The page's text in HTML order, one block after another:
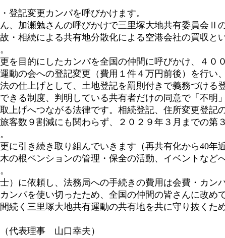
記変更カンパを呼びかけます。
、加瀬勉さんの呼びかけで三里塚大地共有委員会Ⅱ
・相続による共有地分散化による空港会社の買収と
目的にしたカンパを全国の仲間に呼びかけ、４０
動の会への登記変更（費用１件４万円前後）を行い
仕上げとして、土地登記を罰則付きで義務づける
きる制度、判明している共有者だけの同意で「不明
上げへつながる法律です。相続登記、住所変更登記
数９割減にも関わらず、２０２９年３月までの第
引き続き取り組んでいきます（再共有化から40年
の根ペンションの管理・保全の活動、イベントなど
に依頼し、法務局への手続きの費用は会費・カン
ンパを使い切ったため、全国の仲間の皆さんに改め
く三里塚大地共有運動の共有地を共に守り抜くた
代表理事 山口幸夫）